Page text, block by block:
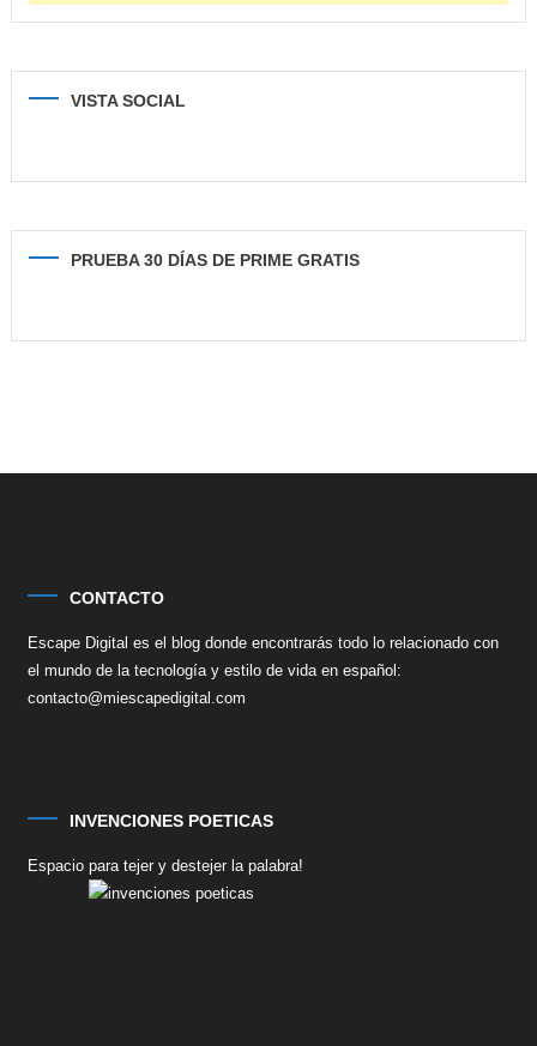
VISTA SOCIAL
PRUEBA 30 DÍAS DE PRIME GRATIS
CONTACTO
Escape Digital es el blog donde encontrarás todo lo relacionado con
el mundo de la tecnología y estilo de vida en español:
contacto@miescapedigital.com
INVENCIONES POETICAS
Espacio para tejer y destejer la palabra!